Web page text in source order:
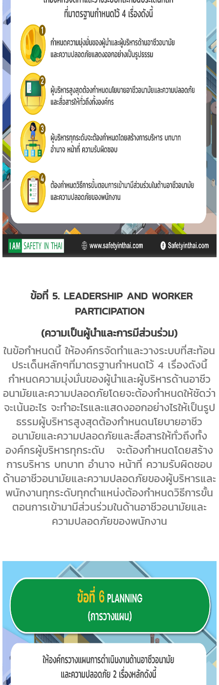
ข้อที่ 5. LEADERSHIP AND WORKER
PARTICIPATION
(ความเป็นผู้นำและการมีส่วนร่วม)
ในข้อกำหนดนี้ ให้องค์กรจัดทำและวางระบบที่สะท้อน
ประเด็นหลักๆที่มาตรฐานกำหนดไว้ 4 เรื่องดังนี้
กำหนดความมุ่งมั่นของผู้นำและผู้บริหารด้านอาชีว
อนามัยและความปลอดภัยโดยจะต้องกำหนดให้ชัดว่า
จะเน้นอะไร จะทำอะไรและแสดงออกอย่างไรให้เป็นรูป
ธรรมผู้บริหารสูงสุดต้องกำหนดนโยบายอาชีว
อนามัยและความปลอดภัยและสื่อสารให้ทั่วถึงทั้ง
องค์กรผู้บริหารทุกระดับ จะต้องกำหนดโดยสร้าง
การบริหาร บทบาท อำนาจ หน้าที่ ความรับผิดชอบ
ด้านอาชีวอนามัยและความปลอดภัยของผู้บริหารและ
พนักงานทุกระดับทุกตำแหน่งต้องกำหนดวิธีการขั้น
ตอนการเข้ามามีส่วนร่วมในด้านอาชีวอนามัยและ
ความปลอดภัยของพนักงาน